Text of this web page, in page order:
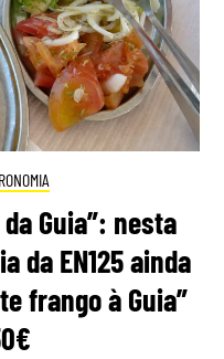
Guia”: nesta
da EN125 ainda
frango à Guia”